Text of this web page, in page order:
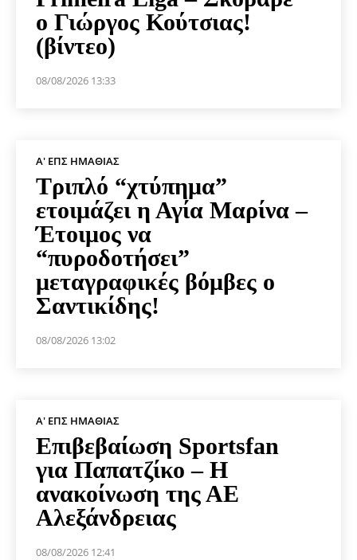
ο Γιώργος Κούτσιας!
(βίντεο)
08/08/2026 13:33
Α' ΕΠΣ ΗΜΑΘΊΑΣ
Τριπλό “χτύπημα”
ετοιμάζει η Αγία Μαρίνα –
Έτοιμος να
“πυροδοτήσει”
μεταγραφικές βόμβες ο
Σαντικίδης!
08/08/2026 13:02
Α' ΕΠΣ ΗΜΑΘΊΑΣ
Επιβεβαίωση Sportsfan
για Παπατζίκο – Η
ανακοίνωση της ΑΕ
Αλεξάνδρειας
08/08/2026 12:41